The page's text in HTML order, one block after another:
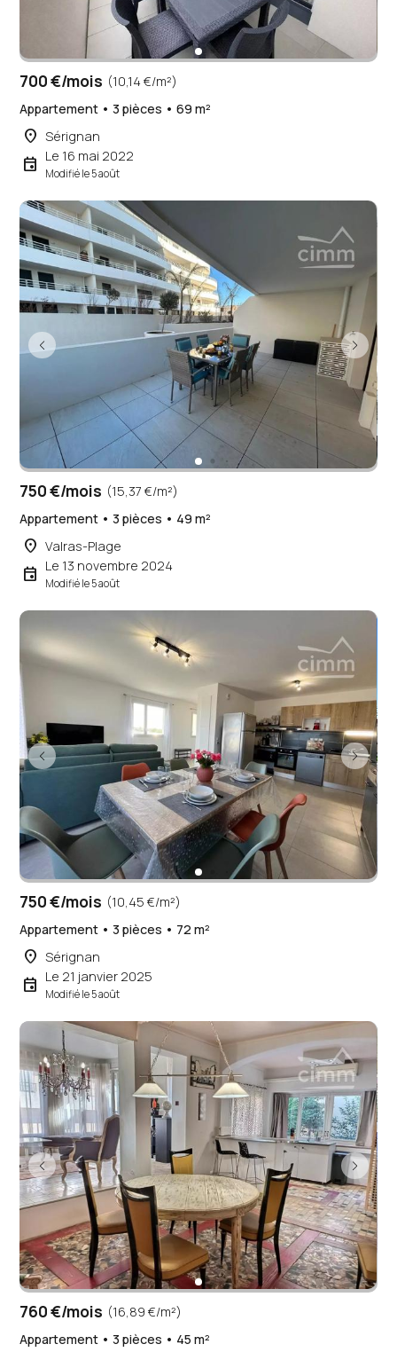
700 €/mois (10,14 €/m²)
Appartement • 3 pièces • 69 m²
place Sérignan
event Le 16 mai 2022
Modifié le 5 août
750 €/mois (15,37 €/m²)
Appartement • 3 pièces • 49 m²
place Valras-Plage
event Le 13 novembre 2024
Modifié le 5 août
750 €/mois (10,45 €/m²)
Appartement • 3 pièces • 72 m²
place Sérignan
event Le 21 janvier 2025
Modifié le 5 août
760 €/mois (16,89 €/m²)
Appartement • 3 pièces • 45 m²